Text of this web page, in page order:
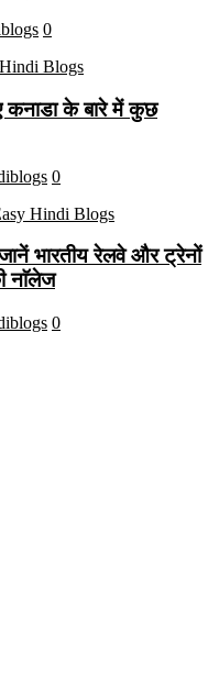
0
के बारे में कुछ
0
भारतीय रेलवे और ट्रेनों
नाॅलेज
0